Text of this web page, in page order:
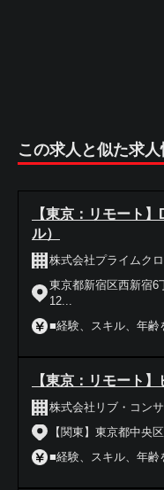
この求人と似た求人
【東京：リモート
ル）
株式会社プライムク
東京都新宿区西新宿
12...
■経験、スキル、年齢
【東京：リモート
株式会社リブ・コン
【関東】東京都中央
■経験、スキル、年齢